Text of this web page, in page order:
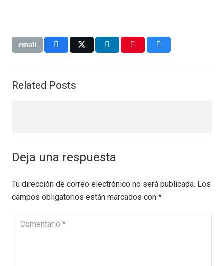
Related Posts
Deja una respuesta
Tu dirección de correo electrónico no será publicada. Los
campos obligatorios están marcados con *